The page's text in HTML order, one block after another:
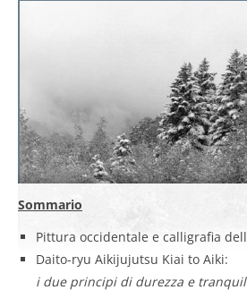
Sommario
Pittura occidentale e calligrafia
Daito-ryu Aikijujutsu Kiai to Aiki:
i due principi di durezza e